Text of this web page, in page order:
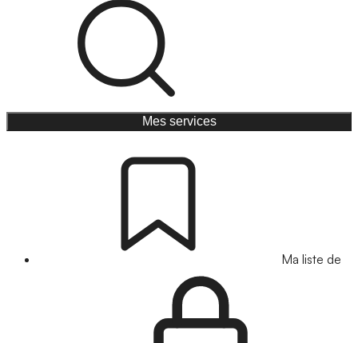
Mes services
Ma liste de